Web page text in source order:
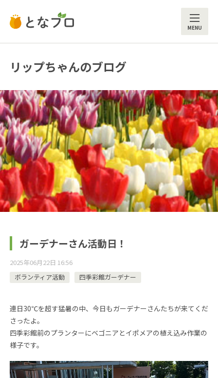
リップちゃんのブログ
ガーデナーさん活動日！
2025年06月22日 16:56
ボランティア活動
四季彩館ガーデナー
連日30℃を超す猛暑の中、今日もガーデナーさんたちが来てくだ
さったよ。
四季彩館前のプランターにベゴニアとイポメアの植え込み作業の
様子です。